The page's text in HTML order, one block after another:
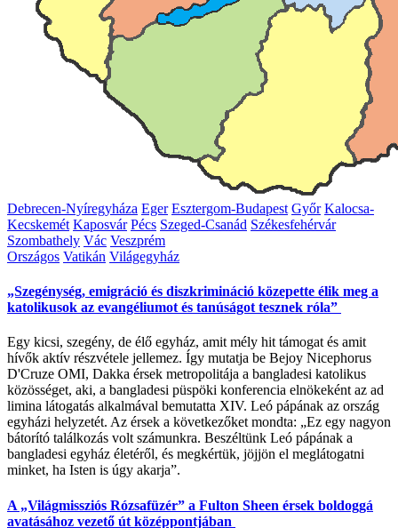
Debrecen-Nyíregyháza Eger Esztergom-Budapest Győr Kalocsa-
Kecskemét Kaposvár Pécs Szeged-Csanád Székesfehérvár
Szombathely Vác Veszprém
Országos Vatikán Világegyház
„Szegénység, emigráció és diszkrimináció közepette élik meg a
katolikusok az evangéliumot és tanúságot tesznek róla”
Egy kicsi, szegény, de élő egyház, amit mély hit támogat és amit
hívők aktív részvétele jellemez. Így mutatja be Bejoy Nicephorus
D'Cruze OMI, Dakka érsek metropolitája a bangladesi katolikus
közösséget, aki, a bangladesi püspöki konferencia elnökeként az ad
limina látogatás alkalmával bemutatta XIV. Leó pápának az ország
egyházi helyzetét. Az érsek a következőket mondta: „Ez egy nagyon
bátorító találkozás volt számunkra. Beszéltünk Leó pápának a
bangladesi egyház életéről, és megkértük, jöjjön el meglátogatni
minket, ha Isten is úgy akarja”.
A „Világmissziós Rózsafüzér” a Fulton Sheen érsek boldoggá
avatásához vezető út középpontjában